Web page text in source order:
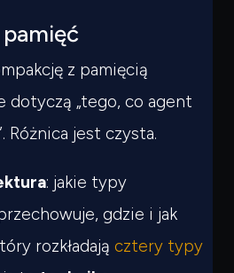
z pamięcią
„tego, co agent
Różnica jest czysta.
: jakie typy
gdzie i jak
rozkładają cztery typy